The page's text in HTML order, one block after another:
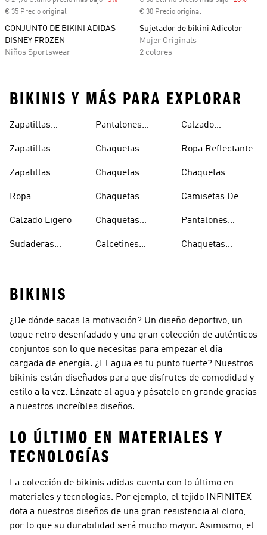
€ 35 Precio original
CONJUNTO DE BIKINI ADIDAS
DISNEY FROZEN
Niños Sportswear
€ 30 Precio original
Sujetador de bikini Adicolor
Mujer Originals
2 colores
BIKINIS Y MÁS PARA EXPLORAR
Zapatillas
Mujer
Zapatillas
Hombre
Zapatillas
Niños
Ropa
Calzado Ligero
Sudaderas
Capucha
Pantalones
Ligeros
Chaquetas
Chaquetas
Chaquetas
Hombre
Chaquetas
Mujer
Calcetines
Calzado
Ropa Reflectante
Chaquetas
Camisetas De
Pantalones
Chaquetas
BIKINIS
¿De dónde sacas la motivación? Un diseño deportivo, un
toque retro desenfadado y una gran colección de auténticos
conjuntos son lo que necesitas para empezar el día
cargada de energía. ¿El agua es tu punto fuerte? Nuestros
bikinis están diseñados para que disfrutes de comodidad y
estilo a la vez. Lánzate al agua y pásatelo en grande gracias
a nuestros increíbles diseños.
LO ÚLTIMO EN MATERIALES Y
TECNOLOGÍAS
La colección de bikinis adidas cuenta con lo último en
materiales y tecnologías. Por ejemplo, el tejido INFINITEX
dota a nuestros diseños de una gran resistencia al cloro,
por lo que su durabilidad será mucho mayor. Asimismo, el